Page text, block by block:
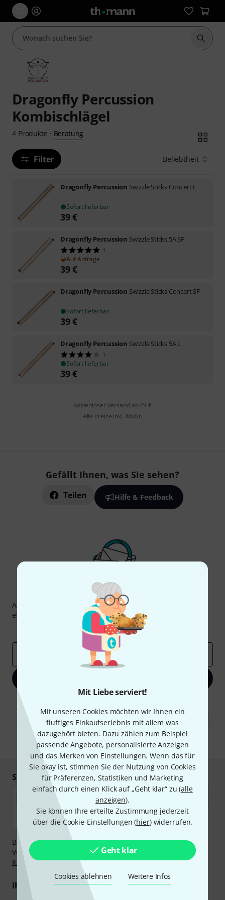
Mit Liebe serviert!
Mit unseren Cookies möchten wir Ihnen ein
fluffiges Einkaufserlebnis mit allem was
dazugehört bieten. Dazu zählen zum Beispiel
passende Angebote, personalisierte Anzeigen
und das Merken von Einstellungen. Wenn das für
Sie okay ist, stimmen Sie der Nutzung von Cookies
für Präferenzen, Statistiken und Marketing
einfach durch einen Klick auf „Geht klar“ zu (alle
anzeigen).
Sie können Ihre erteilte Zustimmung jederzeit
über die Cookie-Einstellungen (hier) widerrufen.
Geht klar
Cookies ablehnen Weitere Infos
Suche
Dragonfly Percussion
Kombischlägel
4 Produkte · Beratung
Filter Beliebtheit
Dragonfly Percussion Swizzle Sticks Concert L
Sofort lieferbar
39€
Dragonfly Percussion Swizzle Sticks 5A SF
1
Auf Anfrage
39€
Dragonfly Percussion Swizzle Sticks Concert SF
Sofort lieferbar
39€
Dragonfly Percussion Swizzle Sticks 5A L
1
Sofort lieferbar
39€
Kostenloser Versand ab 29 €
Alle Preise inkl. MwSt.
Gefällt Ihnen, was Sie sehen?
Teilen Hilfe & Feedback
Thomann Newsletter
Abonniere den Thomann Newsletter und gewinne mit
etwas Glück einen von 50 Gutscheinenüber jeweils
Inspirierende Beiträge
Deals
Mit Klick auf „Jetzt anmelden“ stimmen Sie dem Erhalt von E-Mail-
Werbung und einer Messung des E-Mail-Nutzungsverhaltens zu. Die
Abmeldung ist jederzeit möglich. Weitere Informationen finden Sie in
unserenDatenschutzhinweisen.
* Pflichtfeld
Sicher einkaufen & bezahlen
Bezahlen Sie vertraulich und sicher per Nachnahme,
Vorkasse, PayPal, Amazon Pay,Klarna Sofort bezahlen
,
Klarna Ratenzahlungoder Kreditkarte.
Ihre Vorteile